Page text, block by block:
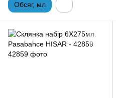
Обсяг, мл